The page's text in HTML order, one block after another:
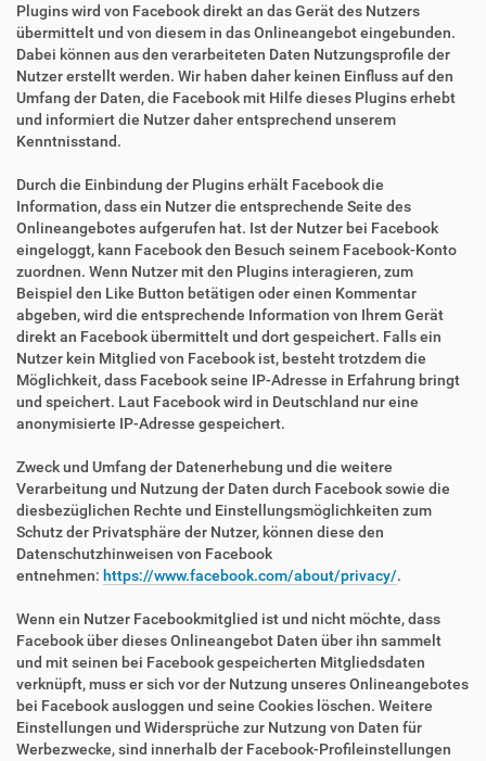
Plugins wird von Facebook direkt an das Gerät des Nutzers
übermittelt und von diesem in das Onlineangebot eingebunden.
Dabei können aus den verarbeiteten Daten Nutzungsprofile der
Nutzer erstellt werden. Wir haben daher keinen Einfluss auf den
Umfang der Daten, die Facebook mit Hilfe dieses Plugins erhebt
und informiert die Nutzer daher entsprechend unserem
Kenntnisstand.
Durch die Einbindung der Plugins erhält Facebook die
Information, dass ein Nutzer die entsprechende Seite des
Onlineangebotes aufgerufen hat. Ist der Nutzer bei Facebook
eingeloggt, kann Facebook den Besuch seinem Facebook-Konto
zuordnen. Wenn Nutzer mit den Plugins interagieren, zum
Beispiel den Like Button betätigen oder einen Kommentar
abgeben, wird die entsprechende Information von Ihrem Gerät
direkt an Facebook übermittelt und dort gespeichert. Falls ein
Nutzer kein Mitglied von Facebook ist, besteht trotzdem die
Möglichkeit, dass Facebook seine IP-Adresse in Erfahrung bringt
und speichert. Laut Facebook wird in Deutschland nur eine
anonymisierte IP-Adresse gespeichert.
Zweck und Umfang der Datenerhebung und die weitere
Verarbeitung und Nutzung der Daten durch Facebook sowie die
diesbezüglichen Rechte und Einstellungsmöglichkeiten zum
Schutz der Privatsphäre der Nutzer, können diese den
Datenschutzhinweisen von Facebook
entnehmen: https://www.facebook.com/about/privacy/.
Wenn ein Nutzer Facebookmitglied ist und nicht möchte, dass
Facebook über dieses Onlineangebot Daten über ihn sammelt
und mit seinen bei Facebook gespeicherten Mitgliedsdaten
verknüpft, muss er sich vor der Nutzung unseres Onlineangebotes
bei Facebook ausloggen und seine Cookies löschen. Weitere
Einstellungen und Widersprüche zur Nutzung von Daten für
Werbezwecke, sind innerhalb der Facebook-Profileinstellungen